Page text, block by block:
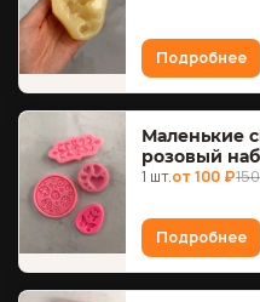
Подробнее
Маленькие
розовый
1 шт.от 100 ₽
Подробнее